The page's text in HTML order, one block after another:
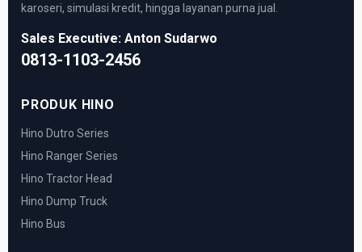
karoseri, simulasi kredit, hingga layanan purna jual.
Sales Executive: Anton Sudarwo
0813-1103-2456
PRODUK HINO
Hino Dutro Series
Hino Ranger Series
Hino Tractor Head
Hino Dump Truck
Hino Bus